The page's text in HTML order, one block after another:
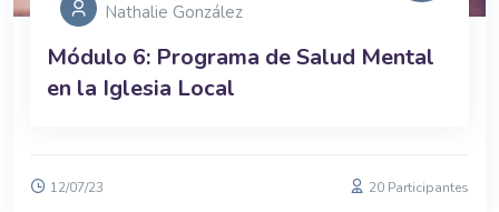
Nathalie González
Módulo 6: Programa de Salud Mental
en la Iglesia Local
12/07/23 20 Participantes